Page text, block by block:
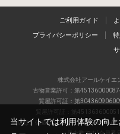
ご利用ガイド
プライバシーポリシー
株式会社アールケイエ
古物営業許可：第
質屋許可証：第
質屋許可証：第
当店は、偽造品の流通防止を目指す
当サイトでは利用体験の向